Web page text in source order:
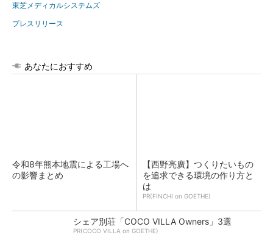
東芝メディカルシステムズ
プレスリリース
あなたにおすすめ
令和8年熊本地震による工場へ
の影響まとめ
【西野亮廣】つくりたいもの
を追求できる環境の作り方と
は
PR(FINCHI on GOETHE)
シェア別荘「COCO VILLA Owners」3選
PR(COCO VILLA on GOETHE)